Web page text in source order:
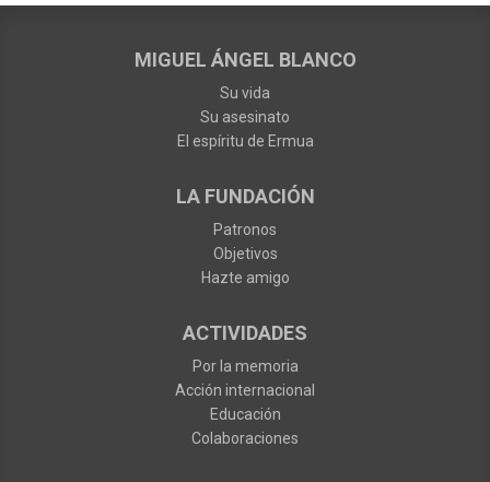
MIGUEL ÁNGEL BLANCO
Su vida
Su asesinato
El espíritu de Ermua
LA FUNDACIÓN
Patronos
Objetivos
Hazte amigo
ACTIVIDADES
Por la memoria
Acción internacional
Educación
Colaboraciones